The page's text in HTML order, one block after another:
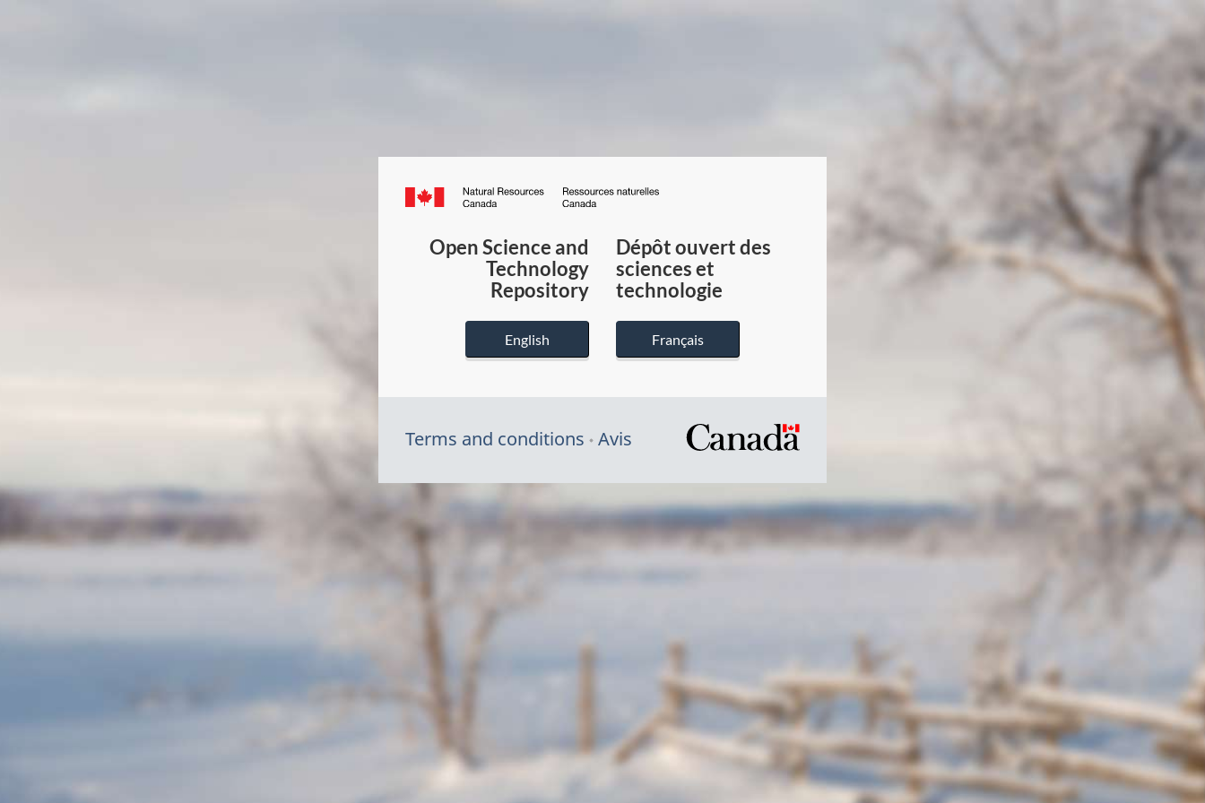
Canada.ca
du
Canada
Open Science and
Technology
Repository
English
Dépôt ouvert des
sciences et
technologie
Français
Terms and conditions Avis
/
du
gouvernement
du